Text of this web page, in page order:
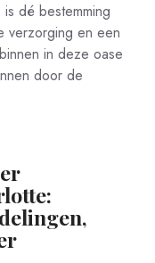
dé bestemming
verzorging en een
in deze oase
door de